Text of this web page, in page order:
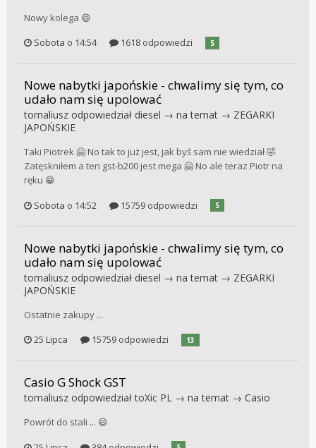
Nowy kolega 😄
Sobota o 14:54
1618 odpowiedzi 5
Nowe nabytki japońskie - chwalimy się tym, co
udało nam się upolować
tomaliusz odpowiedział diesel → na temat → ZEGARKI
JAPOŃSKIE
Taki Piotrek 🤗 No tak to już jest, jak byś sam nie wiedział 🤣
Zatęskniłem a ten gst-b200 jest mega 🤗 No ale teraz Piotr na
ręku 😁
Sobota o 14:52
15759 odpowiedzi 5
Nowe nabytki japońskie - chwalimy się tym, co
udało nam się upolować
tomaliusz odpowiedział diesel → na temat → ZEGARKI
JAPOŃSKIE
Ostatnie zakupy ...
25 Lipca
15759 odpowiedzi 13
Casio G Shock GST
tomaliusz odpowiedziałtoXic PL → na temat → Casio
Powrót do stali ... 😄